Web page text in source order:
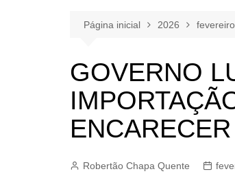
Página inicial 2026 fevereiro
GOVERNO
Robertão Chapa Quente